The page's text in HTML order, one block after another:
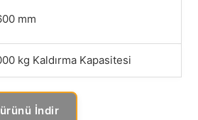
mm
kg Kaldırma Kapasitesi
İndir